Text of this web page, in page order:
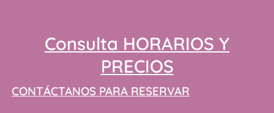
Consulta HORARIOS Y
PRECIOS
CONTÁCTANOS PARA RESERVAR